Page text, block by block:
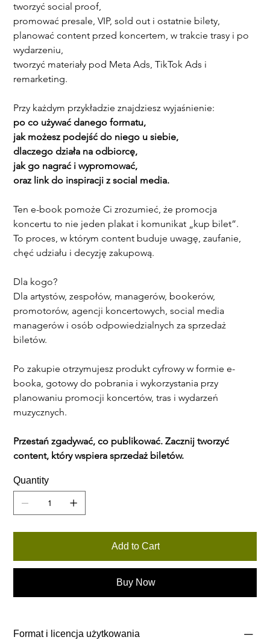
tworzyć social proof,
promować presale, VIP, sold out i ostatnie bilety,
planować content przed koncertem, w trakcie trasy i po
wydarzeniu,
tworzyć materiały pod Meta Ads, TikTok Ads i
remarketing.
Przy każdym przykładzie znajdziesz wyjaśnienie:
po co używać danego formatu,
jak możesz podejść do niego u siebie,
dlaczego działa na odbiorcę,
jak go nagrać i wypromować,
oraz link do inspiracji z social media.
Ten e-book pomoże Ci zrozumieć, że promocja
koncertu to nie jeden plakat i komunikat „kup bilet”.
To proces, w którym content buduje uwagę, zaufanie,
chęć udziału i decyzję zakupową.
Dla kogo?
Dla artystów, zespołów, managerów, bookerów,
promotorów, agencji koncertowych, social media
managerów i osób odpowiedzialnych za sprzedaż
biletów.
Po zakupie otrzymujesz produkt cyfrowy w formie e-
booka, gotowy do pobrania i wykorzystania przy
planowaniu promocji koncertów, tras i wydarzeń
muzycznych.
Przestań zgadywać, co publikować. Zacznij tworzyć
content, który wspiera sprzedaż biletów.
Quantity
Add to Cart
Buy Now
Format i licencja użytkowania